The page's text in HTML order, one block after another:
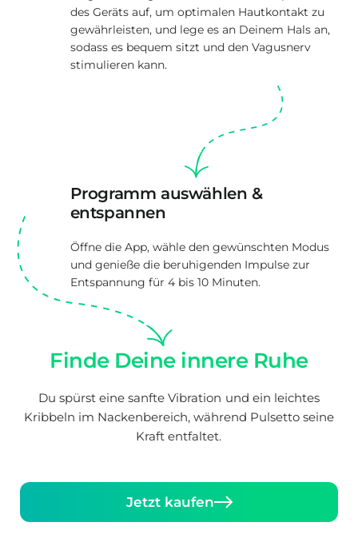
des Geräts auf, um optimalen Hautkontakt zu
gewährleisten, und lege es an Deinem Hals an,
sodass es bequem sitzt und den Vagusnerv
stimulieren kann.
Programm auswählen &
entspannen
Öffne die App, wähle den gewünschten Modus
und genieße die beruhigenden Impulse zur
Entspannung für 4 bis 10 Minuten.
Finde Deine innere Ruhe
Du spürst eine sanfte Vibration und ein leichtes
Kribbeln im Nackenbereich, während Pulsetto seine
Kraft entfaltet.
Jetzt kaufen